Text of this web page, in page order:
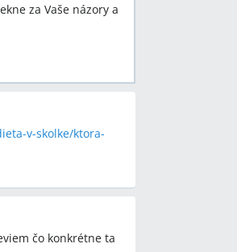
za Vaše názory a
v-skolke/ktora-
čo konkrétne ta